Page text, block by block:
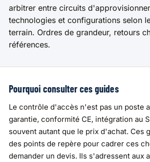
arbitrer entre circuits
technologies et configurations selon
terrain. Ordres de grandeur, retours
références.
Pourquoi consulter ces guides
Le contrôle d'accès n'est pas un poste
garantie, conformité CE, intégration au
souvent autant que le prix d'achat. Ces
des points de repère pour cadrer ces
demander un devis. Ils s'adressent aux